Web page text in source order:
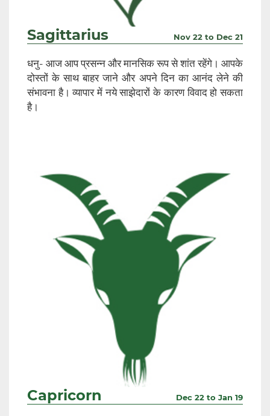
Sagittarius Nov 22 to Dec 21
धनु- आज आप प्रसन्न और मानसिक रूप से शांत रहेंगे। आपके
दोस्तों के साथ बाहर जाने और अपने दिन का आनंद लेने की
संभावना है। व्यापार में नये साझेदारों के कारण विवाद हो सकता
है।
Capricorn Dec 22 to Jan 19